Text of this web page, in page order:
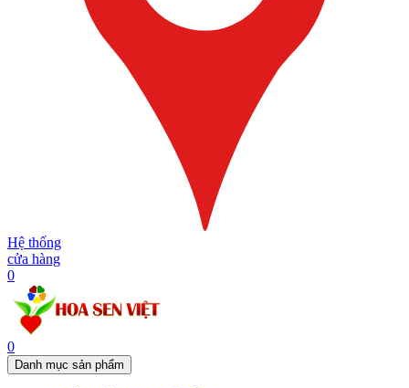
Hệ thống
cửa hàng
0
0
Danh mục sản phẩm